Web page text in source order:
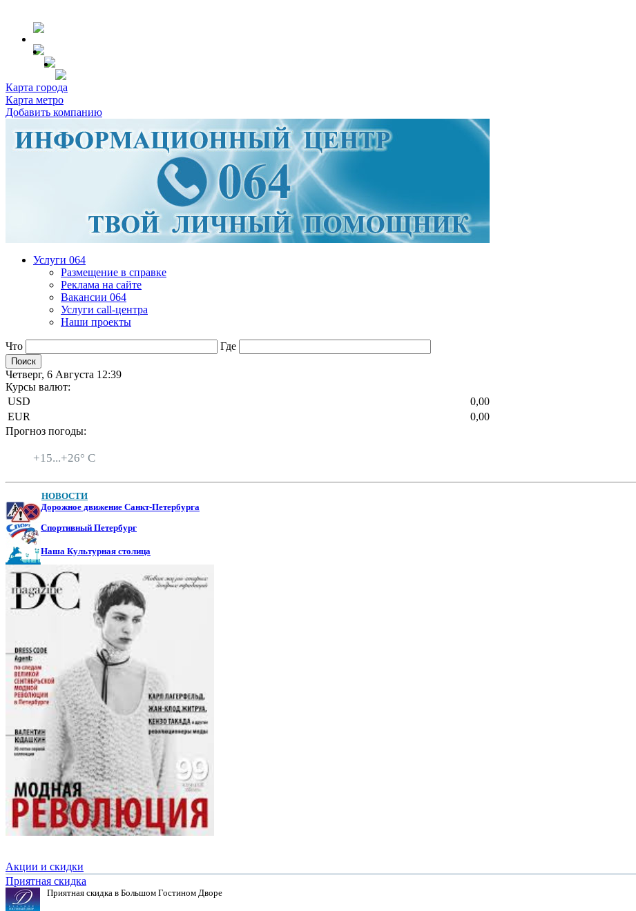
Карта города
Карта метро
Добавить компанию
Услуги 064
Размещение в справке
Реклама на сайте
Вакансии 064
Услуги call-центра
Наши проекты
Что Где
Четверг, 6 Августа 12:39
Курсы валют:
USD
0,00
EUR
0,00
Прогноз погоды:
+15...+26° C
НОВОСТИ
Дорожное движение Санкт-Петербурга
Спортивный Петербург
Наша Культурная столица
Акции и скидки
Приятная скидка
Приятная скидка в Большом Гостином Дворе